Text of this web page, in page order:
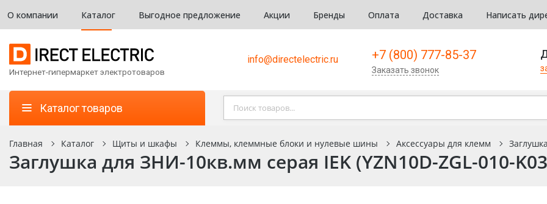
О компании Каталог Выгодное предложение Акции Бренды Оплата Доставка Написать
Интернет-гипермаркет электротоваров
info@directelectric.ru +7 (800) 777-85-37
Заказать звонок
Каталог товаров
Главная Каталог Щиты и шкафы Клеммы, клеммные блоки и нулевые шины Аксессуары для клемм
Заглушка для ЗНИ-10кв.мм серая IEK (YZN10D-ZGL-010-